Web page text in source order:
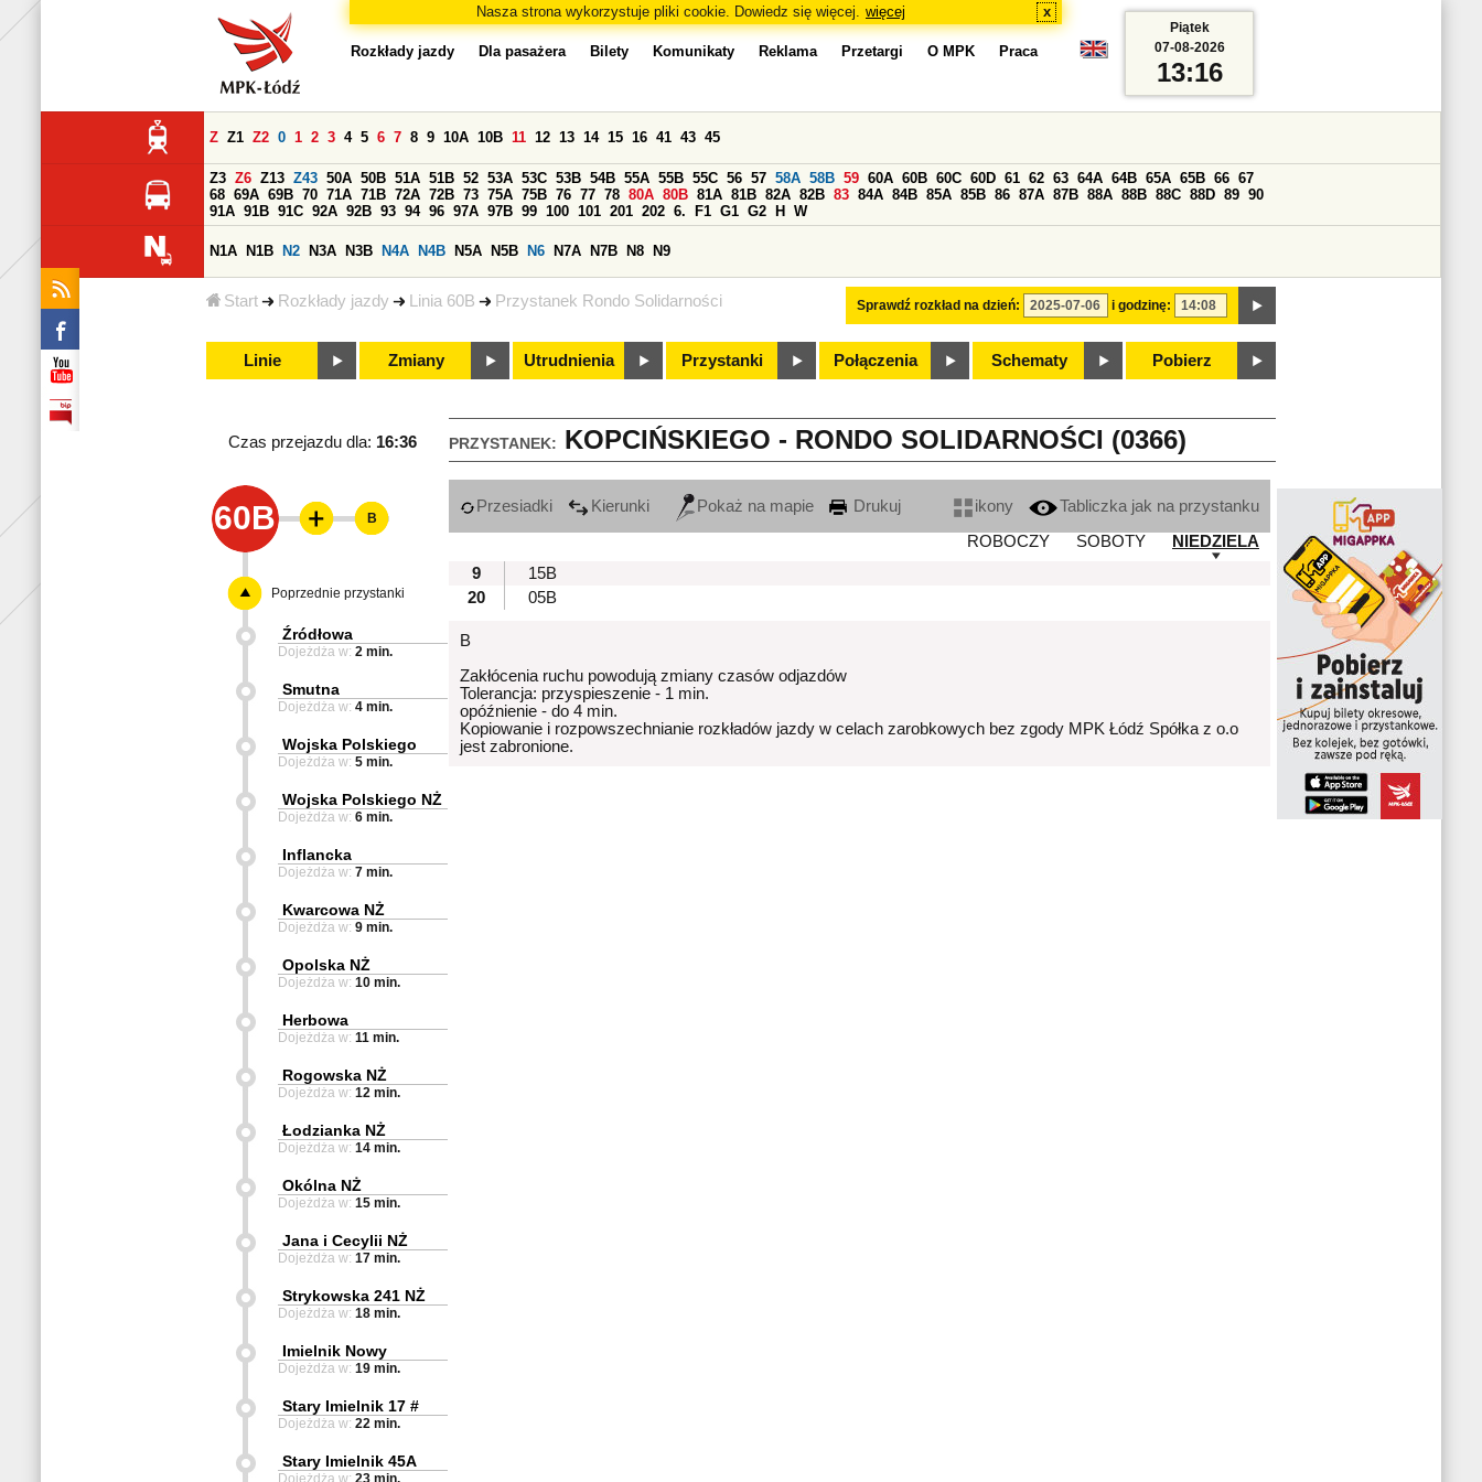
Nasza strona wykorzystuje pliki cookie. Dowiedz się więcej. więcej x
Start Rozkłady jazdy Linia 60B Przystanek Rondo Solidarności
Rozkłady jazdy Dla pasażera Bilety Komunikaty Reklama Przetargi O MPK Praca
Sprawdź rozkład na dzień: i godzinę:
Z Z1 Z2 0 1 2 3 4 5 6 7 8 9 10A 10B 11 12 13 14 15 16 41 43 45
Z3 Z6 Z13 Z43 50A 50B 51A 51B 52 53A 53C 53B 54B 55A 55B 55C 56 57 58A 58B 59 60A 60B 60C 60D 61 62 63 64A 64B 65A 65B 66 67
68 69A 69B 70 71A 71B 72A 72B 73 75A 75B 76 77 78 80A 80B 81A 81B 82A 82B 83 84A 84B 85A 85B 86 87A 87B 88A 88B 88C 88D 89 90
91A 91B 91C 92A 92B 93 94 96 97A 97B 99 100 101 201 202 6. F1 G1 G2 H W
N1A N1B N2 N3A N3B N4A N4B N5A N5B N6 N7A N7B N8 N9
Linie Zmiany Utrudnienia Przystanki Połączenia Schematy Pobierz
Piątek
07-08-2026
13:16
PRZYSTANEK: KOPCIŃSKIEGO - RONDO SOLIDARNOŚCI (0366)
Czas przejazdu dla: 16:36
60B Przesiadki Kierunki Pokaż na mapie Drukuj ikony
Tabliczka jak na przystanku
ROBOCZY
SOBOTY
NIEDZIELA
9
15B
20
05B
B
Zakłócenia ruchu powodują zmiany czasów odjazdów
Tolerancja: przyspieszenie - 1 min.
opóźnienie - do 4 min.
Kopiowanie i rozpowszechnianie rozkładów jazdy w celach zarobkowych bez zgody MPK Łódź Spółka z o.o
jest zabronione.
B
Poprzednie przystanki
Źródłowa
Dojeżdża w: 2 min.
Smutna
Dojeżdża w: 4 min.
Wojska Polskiego
Dojeżdża w: 5 min.
Wojska Polskiego NŻ
Dojeżdża w: 6 min.
Inflancka
Dojeżdża w: 7 min.
Kwarcowa NŻ
Dojeżdża w: 9 min.
Opolska NŻ
Dojeżdża w: 10 min.
Herbowa
Dojeżdża w: 11 min.
Rogowska NŻ
Dojeżdża w: 12 min.
Łodzianka NŻ
Dojeżdża w: 14 min.
Okólna NŻ
Dojeżdża w: 15 min.
Jana i Cecylii NŻ
Dojeżdża w: 17 min.
Strykowska 241 NŻ
Dojeżdża w: 18 min.
Imielnik Nowy
Dojeżdża w: 19 min.
Stary Imielnik 17 #
Dojeżdża w: 22 min.
Stary Imielnik 45A
Dojeżdża w: 23 min.